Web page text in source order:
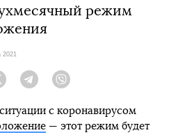
режим
Twitter Telegram
с коронавирусом
— этот режим будет